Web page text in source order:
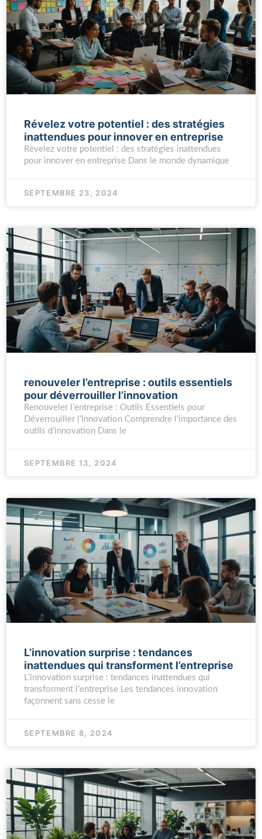
Révelez votre potentiel : des stratégies
inattendues pour innover en entreprise
Révelez votre potentiel : des stratégies inattendues
pour innover en entreprise Dans le monde dynamique
SEPTEMBRE 23, 2024
renouveler l’entreprise : outils essentiels
pour déverrouiller l’innovation
Renouveler l’entreprise : Outils Essentiels pour
Déverrouiller l’Innovation Comprendre l’importance des
outils d’innovation Dans le
SEPTEMBRE 13, 2024
L’innovation surprise : tendances
inattendues qui transforment l’entreprise
L’innovation surprise : tendances inattendues qui
transforment l’entreprise Les tendances innovation
façonnent sans cesse le
SEPTEMBRE 8, 2024